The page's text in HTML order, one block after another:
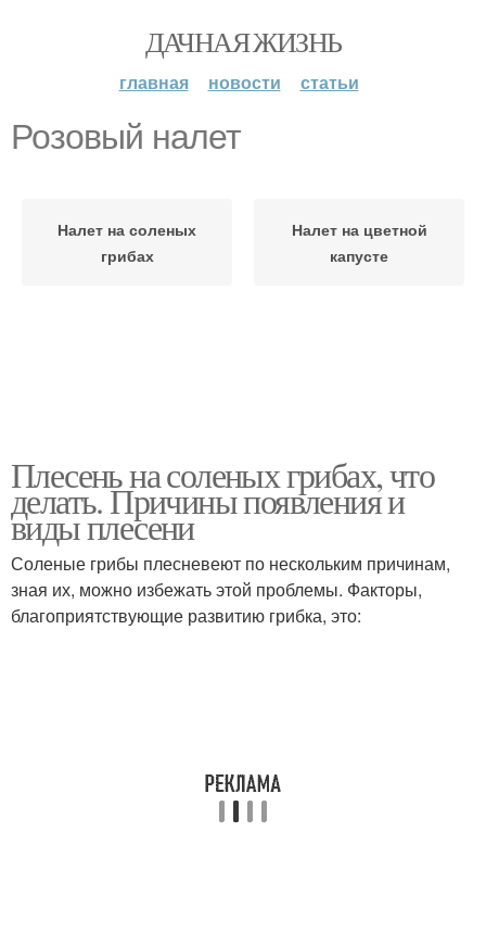
ДАЧНАЯ ЖИЗНЬ
главная новости статьи
Розовый налет
Налет на соленых
грибах
Налет на цветной
капусте
Плесень на соленых грибах, что
делать. Причины появления и
виды плесени
Соленые грибы плесневеют по нескольким причинам,
зная их, можно избежать этой проблемы. Факторы,
благоприятствующие развитию грибка, это: